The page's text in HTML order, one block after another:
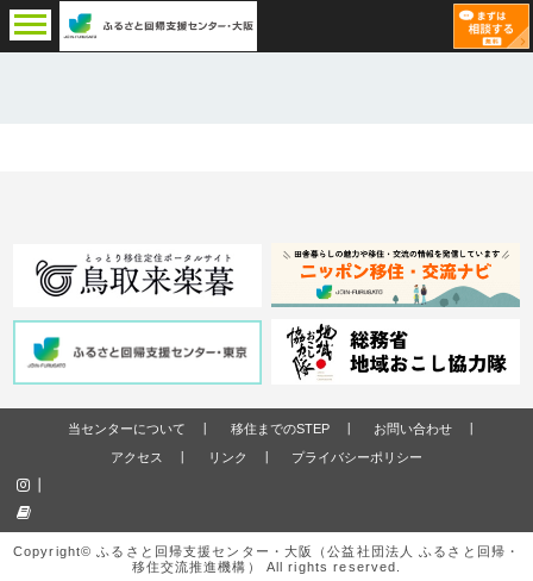
当センターについて 移住までのSTEP
お問い合わせ
アクセス
リンク プライバシーポリシー
Copyright© ふるさと回帰支援センター・大阪（公益社団法人 ふるさと回帰・
移住交流推進機構） All rights reserved.